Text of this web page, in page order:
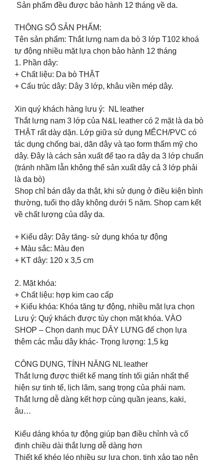
️ Sản phẩm đều được bảo hành 12 tháng về da.
THÔNG SỐ SẢN PHẨM:
Tên sản phẩm: Thắt lưng nam da bò 3 lớp T102 khoá
tự động nhiều mặt lựa chọn bảo hành 12 tháng
1. Phần dây:
+ Chất liệu: Da bò THẬT
+ Cấu trúc dây: Dây 3 lớp, khâu viền mép dây.
Xin quý khách hàng lưu ý: NL leather
Thắt lưng nam 3 lớp của N&L leather có 2 mặt là da bò
THẬT rất dày dặn. Lớp giữa sử dụng MẾCH/PVC có
tác dụng chống bai, dãn dây và tạo form thẩm mỹ cho
dây. Đây là cách sản xuất để tạo ra dây da 3 lớp chuẩn
(tránh nhầm lẫn không thể sản xuất dây cả 3 lớp phải
là da bò)
Shop chỉ bán dây da thật, khi sử dụng ở điều kiện bình
thường, tuổi thọ dây không dưới 5 năm. Shop cam kết
về chất lượng của dây da.
+ Kiểu dây: Dây tăng- sử dụng khóa tự động
+ Màu sắc: Màu đen
+ KT dây: 120 x 3,5 cm
2. Mặt khóa:
+ Chất liệu: hợp kim cao cấp
+ Kiểu khóa: Khóa tăng tự động, nhiều mặt lựa chọn
Lưu ý: Quý khách được tùy chọn mặt khóa. VÀO
SHOP – Chọn danh mục DÂY LƯNG để chọn lựa
thêm các mẫu dây khác- Trọng lượng: 1,5 kg
CÔNG DỤNG, TÍNH NĂNG NL leather
Thắt lưng được thiết kế mang tính tối giản nhất thể
hiện sự tinh tế, lịch lãm, sang trọng của phái nam.
Thắt lưng dễ dàng kết hợp cùng quần jeans, kaki,
âu…
Kiểu dáng khóa tự động giúp bạn điều chỉnh và cố
định chiều dài thắt lưng dễ dàng hơn
Thiết kế khéo léo nhiều sự lựa chọn, tinh xảo tạo nên